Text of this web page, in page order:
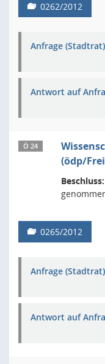
0262/2012
Anfrage (Stadtrat)
Antwort auf
Ö 24
(ödp/
Beschluss:
0265/2012
Anfrage (Stadtrat)
Antwort auf